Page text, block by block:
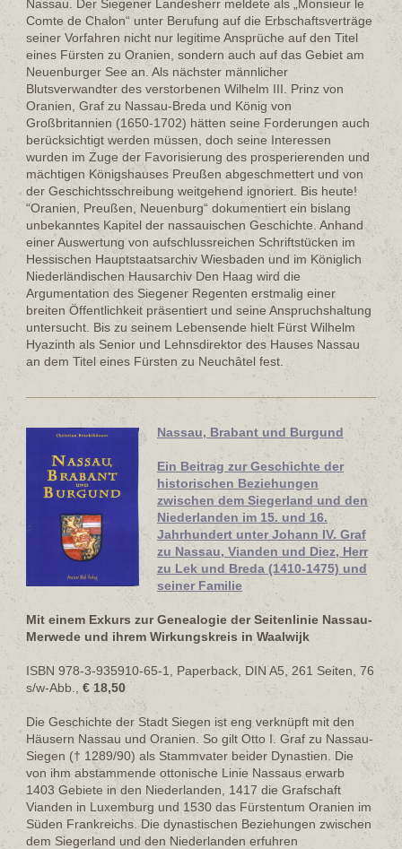
Nassau. Der Siegener Landesherr meldete als „Monsieur le
Comte de Chalon“ unter Berufung auf die Erbschaftsverträge
seiner Vorfahren nicht nur legitime Ansprüche auf den Titel
eines Fürsten zu Oranien, sondern auch auf das Gebiet am
Neuenburger See an. Als nächster männlicher
Blutsverwandter des verstorbenen Wilhelm III. Prinz von
Oranien, Graf zu Nassau-Breda und König von
Großbritannien (1650-1702) hätten seine Forderungen auch
berücksichtigt werden müssen, doch seine Interessen
wurden im Zuge der Favorisierung des prosperierenden und
mächtigen Königshauses Preußen abgeschmettert und von
der Geschichtsschreibung weitgehend ignoriert. Bis heute!
“Oranien, Preußen, Neuenburg“ dokumentiert ein bislang
unbekanntes Kapitel der nassauischen Geschichte. Anhand
einer Auswertung von aufschlussreichen Schriftstücken im
Hessischen Hauptstaatsarchiv Wiesbaden und im Königlich
Niederländischen Hausarchiv Den Haag wird die
Argumentation des Siegener Regenten erstmalig einer
breiten Öffentlichkeit präsentiert und seine Anspruchshaltung
untersucht. Bis zu seinem Lebensende hielt Fürst Wilhelm
Hyazinth als Senior und Lehnsdirektor des Hauses Nassau
an dem Titel eines Fürsten zu Neuchâtel fest.
Nassau, Brabant und Burgund
Ein Beitrag zur Geschichte der
historischen Beziehungen
zwischen dem Siegerland und den
Niederlanden im 15. und 16.
Jahrhundert unter Johann IV. Graf
zu Nassau, Vianden und Diez, Herr
zu Lek und Breda (1410-1475) und
seiner Familie
Mit einem Exkurs zur Genealogie der Seitenlinie Nassau-
Merwede und ihrem Wirkungskreis in Waalwijk
ISBN 978-3-935910-65-1, Paperback, DIN A5, 261 Seiten, 76
s/w-Abb., € 18,50
Die Geschichte der Stadt Siegen ist eng verknüpft mit den
Häusern Nassau und Oranien. So gilt Otto I. Graf zu Nassau-
Siegen († 1289/90) als Stammvater beider Dynastien. Die
von ihm abstammende ottonische Linie Nassaus erwarb
1403 Gebiete in den Niederlanden, 1417 die Grafschaft
Vianden in Luxemburg und 1530 das Fürstentum Oranien im
Süden Frankreichs. Die dynastischen Beziehungen zwischen
dem Siegerland und den Niederlanden erfuhren